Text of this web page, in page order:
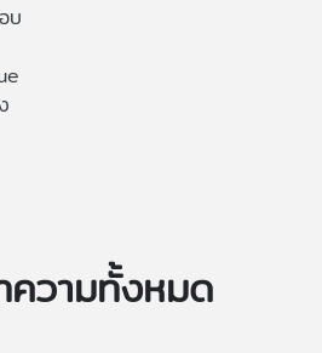
บ
วามทั้งหมด